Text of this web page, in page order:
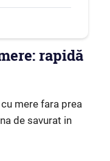
rapidă
mere fara prea
de savurat in